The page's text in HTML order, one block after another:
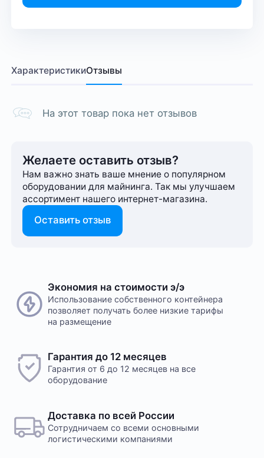
ХарактеристикиОтзывы
На этот товар пока нет отзывов
Желаете оставить отзыв?
Нам важно знать ваше мнение о популярном
оборудовании для майнинга. Так мы улучшаем
ассортимент нашего интернет-⁠магазина.
Оставить отзыв
Экономия на стоимости э/э
Использование собственного контейнера
позволяет получать более низкие тарифы
на размещение
Гарантия до 12 месяцев
Гарантия от 6 до 12 месяцев на все
оборудование
Доставка по всей России
Сотрудничаем со всеми основными
логистическими компаниями